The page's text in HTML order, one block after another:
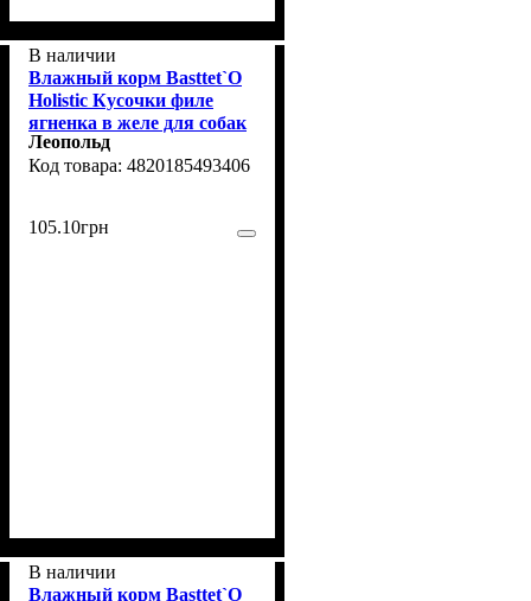
В наличии
Влажный корм Basttet`O
Holistic Кусочки филе
ягненка в желе для собак
130г
Леопольд
4820185493406
105.10грн
В наличии
Влажный корм Basttet`O